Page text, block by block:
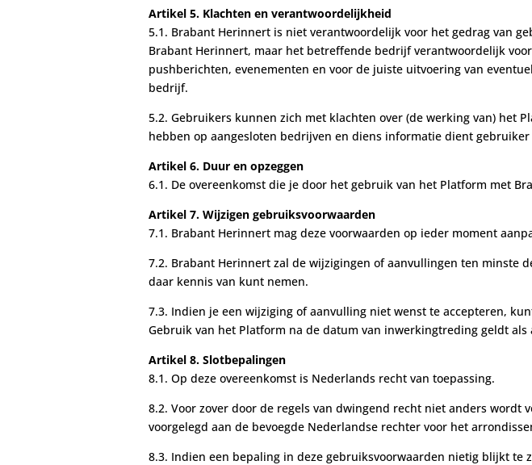
Artikel 5. Klachten en verantwoordelijkheid
5.1. Brabant Herinnert is niet verantwoordelijk voor het gedrag van
Brabant Herinnert, maar het betreffende bedrijf verantwoordelijk
pushberichten, evenementen en voor de juiste uitvoering van
bedrijf.
5.2. Gebruikers kunnen zich met klachten over (de werking van) het
hebben op aangesloten bedrijven en diens informatie dient
Artikel 6. Duur en opzeggen
6.1. De overeenkomst die je door het gebruik van het Platform met
Artikel 7. Wijzigen gebruiksvoorwaarden
7.1. Brabant Herinnert mag deze voorwaarden op ieder moment
7.2. Brabant Herinnert zal de wijzigingen of aanvullingen ten minste
daar kennis van kunt nemen.
7.3. Indien je een wijziging of aanvulling niet wenst te accepteren,
Gebruik van het Platform na de datum van inwerkingtreding geldt
Artikel 8. Slotbepalingen
8.1. Op deze overeenkomst is Nederlands recht van toepassing.
8.2. Voor zover door de regels van dwingend recht niet anders
voorgelegd aan de bevoegde Nederlandse rechter voor het
8.3. Indien een bepaling in deze gebruiksvoorwaarden nietig blijkt